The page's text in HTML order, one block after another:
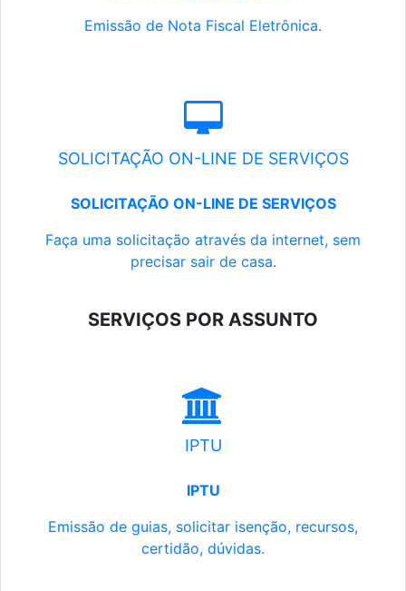
Emissão de Nota Fiscal Eletrônica.
SOLICITAÇÃO ON-LINE DE SERVIÇOS
SOLICITAÇÃO ON-LINE DE SERVIÇOS
Faça uma solicitação através da internet, sem
precisar sair de casa.
SERVIÇOS POR ASSUNTO
IPTU
IPTU
Emissão de guias, solicitar isenção, recursos,
certidão, dúvidas.